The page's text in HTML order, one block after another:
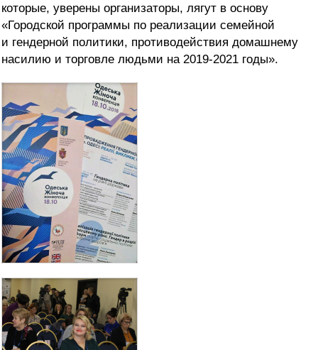
которые, уверены организаторы, лягут в основу
«Городской программы по реализации семейной
и гендерной политики, противодействия домашнему
насилию и торговле людьми на 2019-2021 годы».